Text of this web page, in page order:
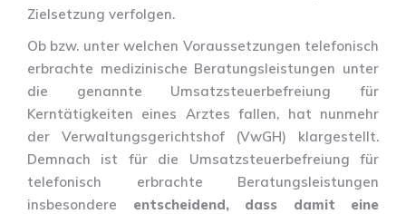
Zielsetzung verfolgen.
Ob bzw. unter welchen Voraussetzungen telefonisch
erbrachte medizinische Beratungsleistungen unter
die genannte Umsatzsteuerbefreiung für
Kerntätigkeiten eines Arztes fallen, hat nunmehr
der Verwaltungsgerichtshof (VwGH) klargestellt.
Demnach ist für die Umsatzsteuerbefreiung für
telefonisch erbrachte Beratungsleistungen
insbesondere entscheidend, dass damit eine